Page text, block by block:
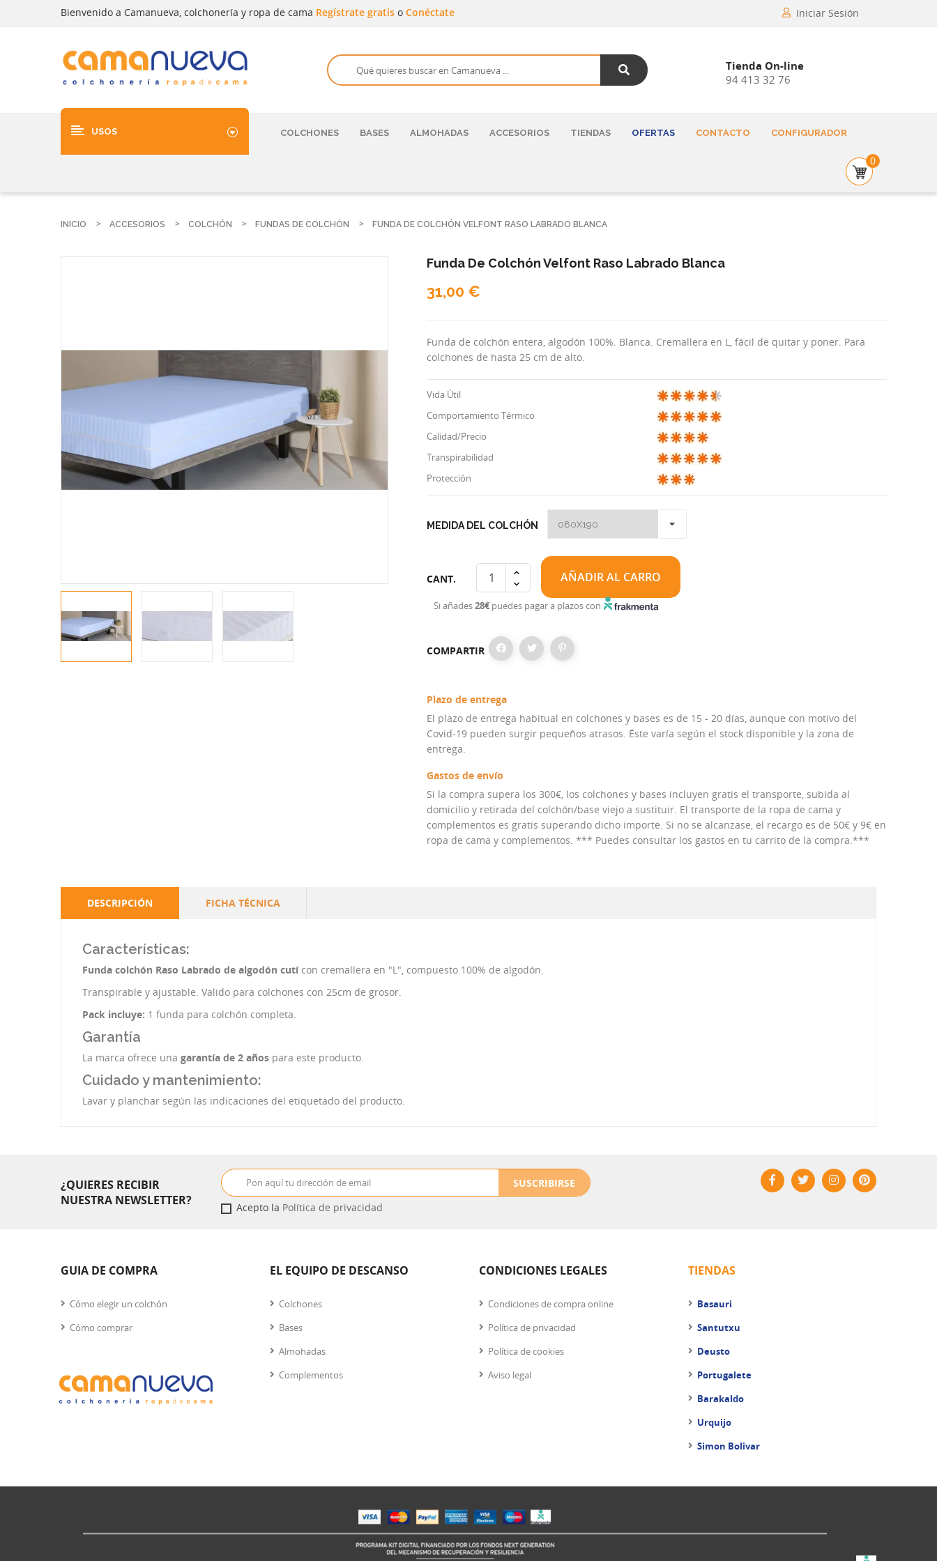
Bienvenido a Camanueva, colchonería y ropa de cama Regístrate gratis o Conéctate Iniciar Sesión
Tienda On-line
94 413 32 76
USOS COLCHONES BASES ALMOHADAS ACCESORIOS TIENDAS OFERTAS CONTACTO CONFIGURADOR
0
INICIO ACCESORIOS COLCHÓN FUNDAS DE COLCHÓN FUNDA DE COLCHÓN VELFONT RASO LABRADO BLANCA
Funda De Colchón Velfont Raso Labrado Blanca
31,00 €
Funda de colchón entera, algodón 100%. Blanca. Cremallera en L, fácil de quitar y poner. Para
colchones de hasta 25 cm de alto.
Vida Útil
Comportamiento Térmico
Calidad/Precio
Transpirabilidad
Protección
MEDIDA DEL COLCHÓN
CANT. AÑADIR AL CARRO
Si añades28€ puedes pagar a plazos con
COMPARTIR
Plazo de entrega
El plazo de entrega habitual en colchones y bases es de 15 - 20 días, aunque con motivo del
Covid-19 pueden surgir pequeños atrasos. Éste varía según el stock disponible y la zona de
entrega.
Gastos de envío
Si la compra supera los 300€, los colchones y bases incluyen gratis el transporte, subida al
domicilio y retirada del colchón/base viejo a sustituir. El transporte de la ropa de cama y
complementos es gratis superando dicho importe. Si no se alcanzase, el recargo es de 50€ y 9€ en
ropa de cama y complementos. *** Puedes consultar los gastos en tu carrito de la compra.***
DESCRIPCIÓN FICHA TÉCNICA
Características:
Funda colchón Raso Labrado de algodón cutí con cremallera en "L", compuesto 100% de algodón.
Transpirable y ajustable. Valido para colchones con 25cm de grosor.
Pack incluye: 1 funda para colchón completa.
Garantía
La marca ofrece una garantía de 2 años para este producto.
Cuidado y mantenimiento:
Lavar y planchar según las indicaciones del etiquetado del producto.
¿QUIERES RECIBIR
NUESTRA NEWSLETTER?
SUSCRIBIRSE
Acepto la Política de privacidad
GUIA DE COMPRA
Cómo elegir un colchón
Cómo comprar
EL EQUIPO DE DESCANSO
Colchones
Bases
Almohadas
Complementos
CONDICIONES LEGALES
Condiciones de compra online
Política de privacidad
Política de cookies
Aviso legal
TIENDAS
Basauri
Santutxu
Deusto
Portugalete
Barakaldo
Urquijo
Simon Bolivar